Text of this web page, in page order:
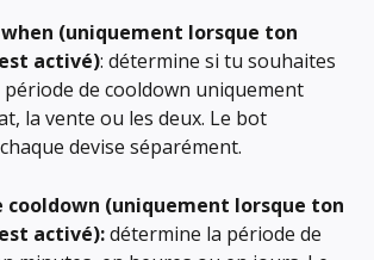
(uniquement lorsque ton
activé): détermine si tu souhaites
de cooldown uniquement
la vente ou les deux. Le bot
devise séparément.
cooldown (uniquement lorsque ton
activé): détermine la période de